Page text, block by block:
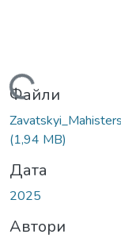
Файли
(1,94 MB)
Дата
2025
Автори